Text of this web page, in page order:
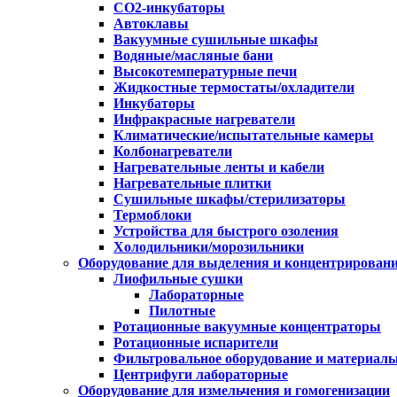
CO2-инкубаторы
Автоклавы
Вакуумные сушильные шкафы
Водяные/масляные бани
Высокотемпературные печи
Жидкостные термостаты/охладители
Инкубаторы
Инфракрасные нагреватели
Климатические/испытательные камеры
Колбонагреватели
Нагревательные ленты и кабели
Нагревательные плитки
Сушильные шкафы/стерилизаторы
Термоблоки
Устройства для быстрого озоления
Холодильники/морозильники
Оборудование для выделения и
Лиофильные сушки
Лабораторные
Пилотные
Ротационные вакуумные концентраторы
Ротационные испарители
Фильтровальное оборудование и
Центрифуги лабораторные
Оборудование для измельчения и гомогенизации